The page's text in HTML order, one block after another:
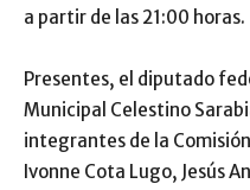
a partir de las 21:00 horas.
Presentes, el diputado
Municipal Celestino
integrantes de la
Ivonne Cota Lugo, Jesús